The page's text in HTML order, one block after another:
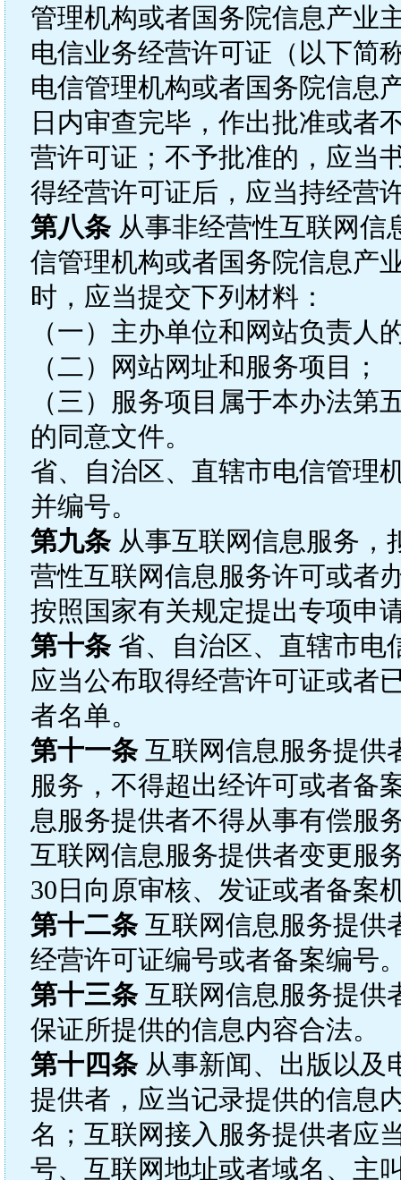
管理机构或者国务院信息产业
电信业务经营许可证（以下简
电信管理机构或者国务院信息
日内审查完毕，作出批准或者
营许可证；不予批准的，应当
得经营许可证后，应当持经营
第八条从事非经营性互联网信
信管理机构或者国务院信息产
时，应当提交下列材料：
（一）主办单位和网站负责人
（二）网站网址和服务项目；
（三）服务项目属于本办法
的同意文件。
省、自治区、直辖市电信管理
并编号。
第九条从事互联网信息服务，
营性互联网信息服务许可或者
按照国家有关规定提出专项申
第十条省、自治区、直辖市电
应当公布取得经营许可证或者
者名单。
第十一条互联网信息服务提供
服务，不得超出经许可或者备
息服务提供者不得从事有偿服
互联网信息服务提供者变更服
30日向原审核、发证或者备案
第十二条互联网信息服务提供
经营许可证编号或者备案编号
第十三条互联网信息服务提供
保证所提供的信息内容合法。
第十四条从事新闻、出版以及
提供者，应当记录提供的信息
名；互联网接入服务提供者应
号、互联网地址或者域名、主